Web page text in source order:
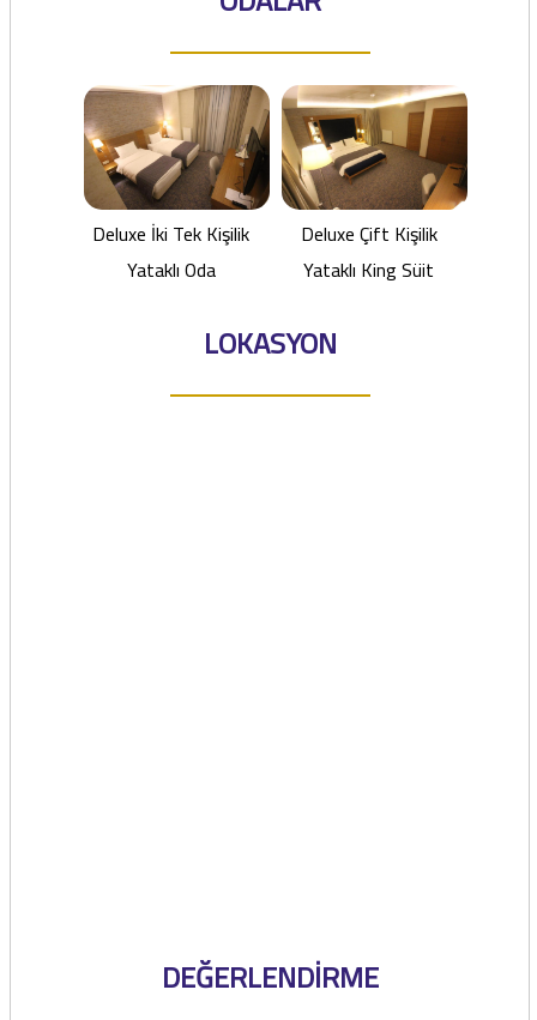
Deluxe İki Tek Kişilik
Yataklı Oda
Deluxe Çift Kişilik
Yataklı King Süit
LOKASYON
DEĞERLENDİRME